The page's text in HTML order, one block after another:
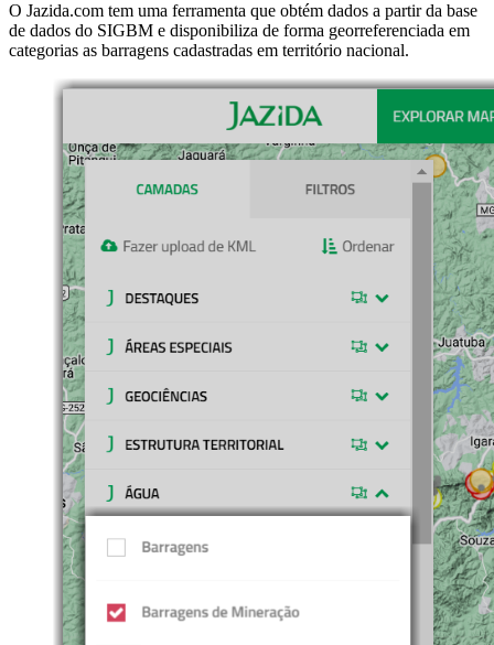
O Jazida.com tem uma ferramenta que obtém dados a partir da base
de dados do SIGBM e disponibiliza de forma georreferenciada em
categorias as barragens cadastradas em território nacional.